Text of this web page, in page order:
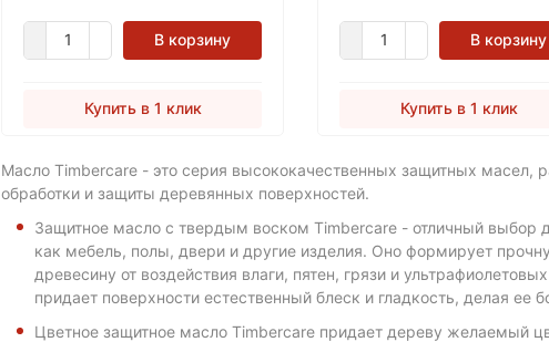
В корзину
Купить в 1 клик
В корзину
Купить в 1 клик
Масло Timbercare - это серия высококачественных защитных масел,
обработки и защиты деревянных поверхностей.
Защитное масло с твердым воском Timbercare - отличный выбор
как мебель, полы, двери и другие изделия. Оно формирует
древесину от воздействия влаги, пятен, грязи и
придает поверхности естественный блеск и гладкость, делая ее
Цветное защитное масло Timbercare придает дереву желаемый